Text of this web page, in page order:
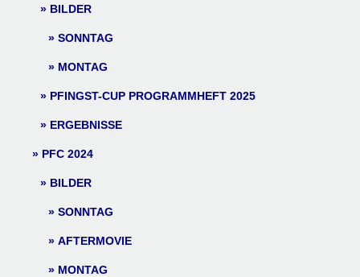
BILDER
SONNTAG
MONTAG
PFINGST-CUP PROGRAMMHEFT 2025
ERGEBNISSE
PFC 2024
BILDER
SONNTAG
AFTERMOVIE
MONTAG